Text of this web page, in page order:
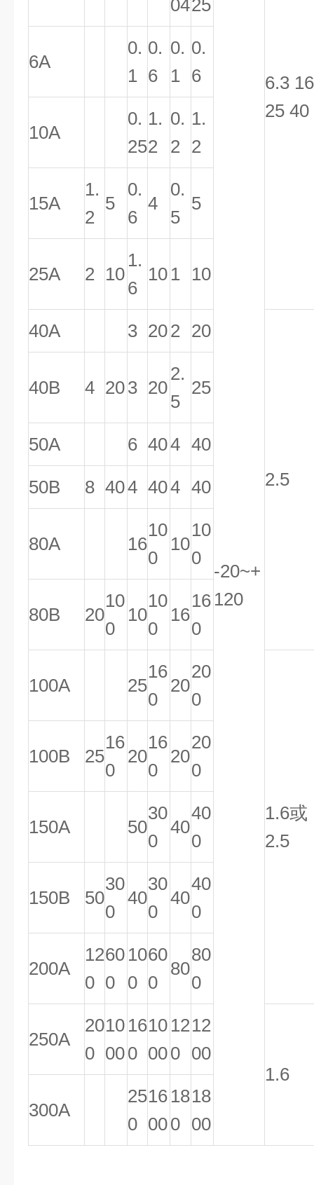
-20~+
120
6.3 16
25 40
0425
6A
0.
1
0.
6
0.
1
0.
6
10A
0.
25
1.
2
0.
2
1.
2
15A
1.
2
5
0.
6
4
0.
5
5
25A 2 10
1.
6
10 1 10
40A 3 202 20
2.5
40B 4 203 20
2.
5
25
50A 6 404 40
50B 8 404 404 40
80A 16
10
0
10
10
0
80B 20
10
0
10
10
0
16
16
0
100A 25
16
0
20
20
0
1.6或
2.5
100B 25
16
0
20
16
0
20
20
0
150A 50
30
0
40
40
0
150B 50
30
0
40
30
0
40
40
0
200A
12
0
60
0
10
0
60
0
80
80
0
250A
20
0
10
00
16
0
10
00
12
0
12
00
1.6
300A
25
0
16
00
18
0
18
00